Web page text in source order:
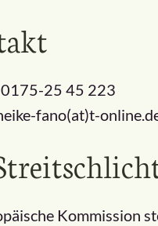
0175-25 45 223
fano(at)t-
Kommission